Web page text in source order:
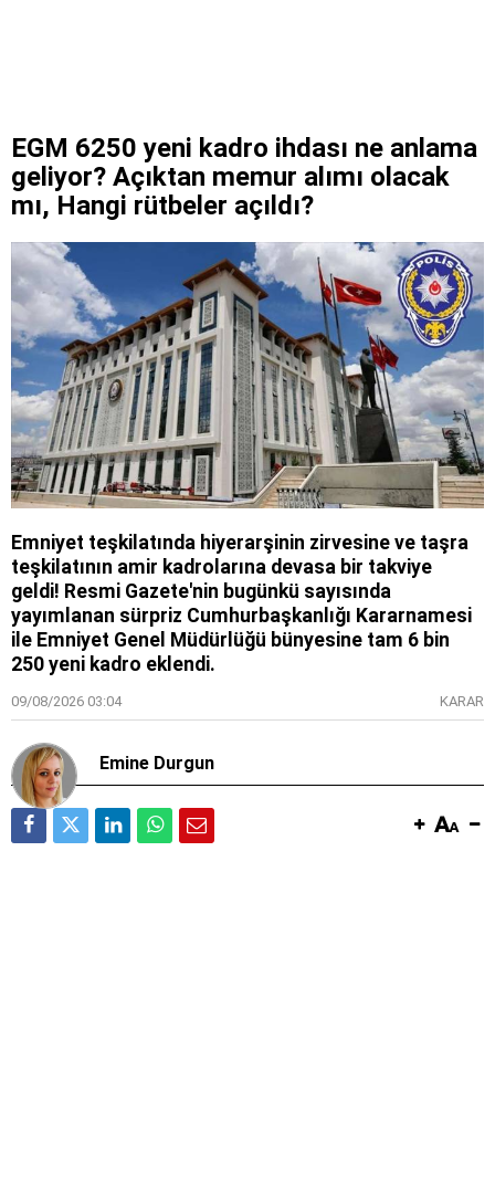
EGM 6250 yeni kadro ihdası ne anlama
geliyor? Açıktan memur alımı olacak
mı, Hangi rütbeler açıldı?
Emniyet teşkilatında hiyerarşinin zirvesine ve taşra
teşkilatının amir kadrolarına devasa bir takviye
geldi! Resmi Gazete'nin bugünkü sayısında
yayımlanan sürpriz Cumhurbaşkanlığı Kararnamesi
ile Emniyet Genel Müdürlüğü bünyesine tam 6 bin
250 yeni kadro eklendi.
09/08/2026 03:04 KARAR
Emine Durgun